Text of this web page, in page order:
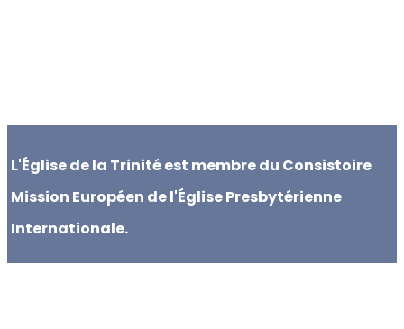
L'Église de la Trinité est membre du Consistoire
Mission Européen de l'Église Presbytérienne
Internationale.